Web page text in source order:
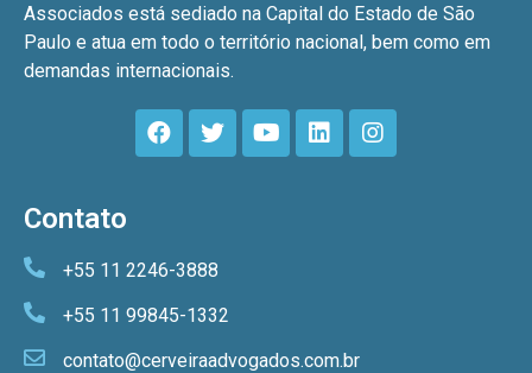
Associados está sediado na Capital do Estado de São
Paulo e atua em todo o território nacional, bem como em
demandas internacionais.
Contato
+55 11 2246-3888
+55 11 99845-1332
contato@cerveiraadvogados.com.br